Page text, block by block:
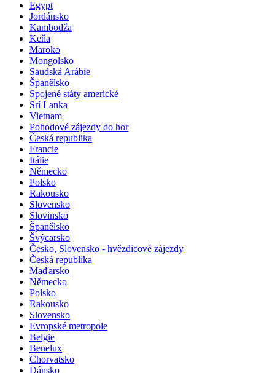
Egypt
Jordánsko
Kambodža
Keňa
Maroko
Mongolsko
Saudská Arábie
Španělsko
Spojené státy americké
Srí Lanka
Vietnam
Pohodové zájezdy do hor
Česká republika
Francie
Itálie
Německo
Polsko
Rakousko
Slovensko
Slovinsko
Španělsko
Švýcarsko
Česko, Slovensko - hvězdicové zájezdy
Česká republika
Maďarsko
Německo
Polsko
Rakousko
Slovensko
Evropské metropole
Belgie
Benelux
Chorvatsko
Dánsko